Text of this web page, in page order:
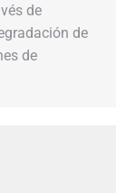
de
de
de